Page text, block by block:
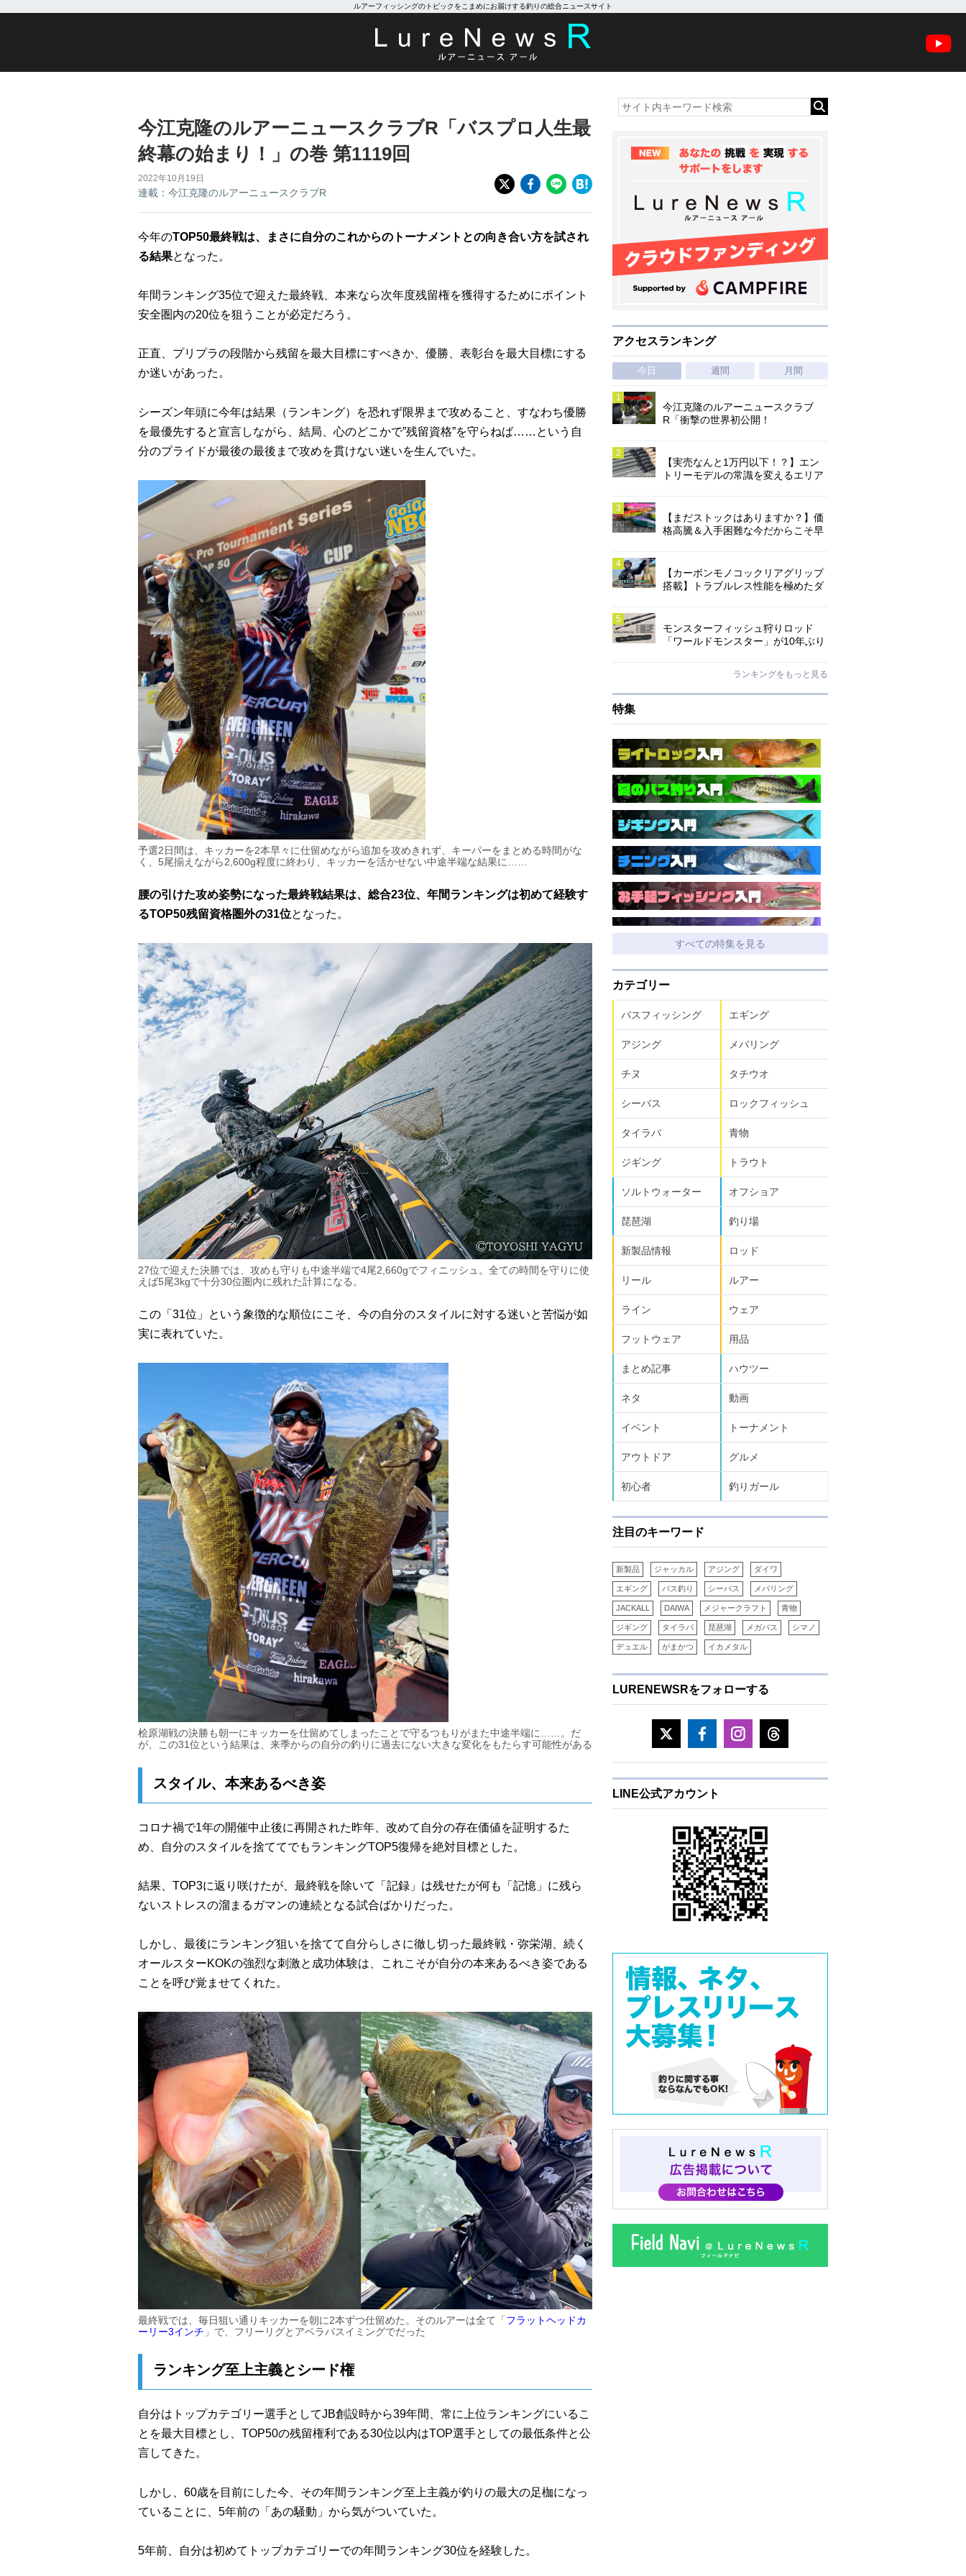
ルアーフィッシングのトピックをこまめにお届けする釣りの総合ニュースサイト
今江克隆のルアーニュースクラブR「バスプロ人生最
終幕の始まり！」の巻 第1119回
2022年10月19日
連載：今江克隆のルアーニュースクラブR
今年のTOP50最終戦は、まさに自分のこれからのトーナメントとの向き合い方を試され
る結果となった。
年間ランキング35位で迎えた最終戦、本来なら次年度残留権を獲得するためにポイント
安全圏内の20位を狙うことが必定だろう。
正直、プリプラの段階から残留を最大目標にすべきか、優勝、表彰台を最大目標にする
か迷いがあった。
シーズン年頭に今年は結果（ランキング）を恐れず限界まで攻めること、すなわち優勝
を最優先すると宣言しながら、結局、心のどこかで”残留資格”を守らねば……という自
分のプライドが最後の最後まで攻めを貫けない迷いを生んでいた。
予選2日間は、キッカーを2本早々に仕留めながら追加を攻めきれず、キーパーをまとめる時間がな
く、5尾揃えながら2,600g程度に終わり、キッカーを活かせない中途半端な結果に……
腰の引けた攻め姿勢になった最終戦結果は、総合23位、年間ランキングは初めて経験す
るTOP50残留資格圏外の31位となった。
27位で迎えた決勝では、攻めも守りも中途半端で4尾2,660gでフィニッシュ。全ての時間を守りに使
えば5尾3kgで十分30位圏内に残れた計算になる。
この「31位」という象徴的な順位にこそ、今の自分のスタイルに対する迷いと苦悩が如
実に表れていた。
桧原湖戦の決勝も朝一にキッカーを仕留めてしまったことで守るつもりがまた中途半端に……。だ
が、この31位という結果は、来季からの自分の釣りに過去にない大きな変化をもたらす可能性がある
スタイル、本来あるべき姿
コロナ禍で1年の開催中止後に再開された昨年、改めて自分の存在価値を証明するた
め、自分のスタイルを捨ててでもランキングTOP5復帰を絶対目標とした。
結果、TOP3に返り咲けたが、最終戦を除いて「記録」は残せたが何も「記憶」に残ら
ないストレスの溜まるガマンの連続となる試合ばかりだった。
しかし、最後にランキング狙いを捨てて自分らしさに徹し切った最終戦・弥栄湖、続く
オールスターKOKの強烈な刺激と成功体験は、これこそが自分の本来あるべき姿である
ことを呼び覚ませてくれた。
最終戦では、毎日狙い通りキッカーを朝に2本ずつ仕留めた。そのルアーは全て「 フラットヘッドカ
ーリー3インチ 」で、フリーリグとアベラバスイミングでだった
ランキング至上主義とシード権
自分はトップカテゴリー選手としてJB創設時から39年間、常に上位ランキングにいるこ
とを最大目標とし、TOP50の残留権利である30位以内はTOP選手としての最低条件と公
言してきた。
しかし、60歳を目前にした今、その年間ランキング至上主義が釣りの最大の足枷になっ
ていることに、5年前の「あの騒動」から気がついていた。
5年前、自分は初めてトップカテゴリーでの年間ランキング30位を経験した。
アクセスランキング
今日 週間 月間
今江克隆のルアーニュースクラブ
R「衝撃の世界初公開！
【実売なんと1万円以下！？】エン
トリーモデルの常識を変えるエリア
【まだストックはありますか？】価
格高騰＆入手困難な今だからこそ早
【カーボンモノコックリアグリップ
搭載】トラブルレス性能を極めたダ
モンスターフィッシュ狩りロッド
「ワールドモンスター」が10年ぶり
ランキングをもっと見る
特集
すべての特集を見る
カテゴリー
バスフィッシング エギング
アジング メバリング
チヌ タチウオ
シーバス ロックフィッシュ
タイラバ 青物
ジギング トラウト
ソルトウォーター オフショア
琵琶湖 釣り場
新製品情報 ロッド
リール ルアー
ライン ウェア
フットウェア 用品
まとめ記事 ハウツー
ネタ 動画
イベント トーナメント
アウトドア グルメ
初心者 釣りガール
注目のキーワード
新製品 ジャッカル アジング ダイワ
エギング バス釣り シーバス メバリング
JACKALL DAIWA メジャークラフト 青物
ジギング タイラバ 琵琶湖 メガバス シマノ
デュエル がまかつ イカメタル
LURENEWSRをフォローする
LINE公式アカウント